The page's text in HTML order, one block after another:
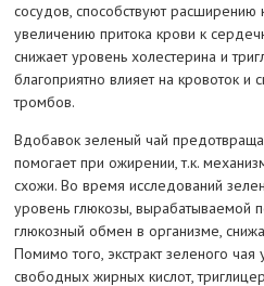
сосудов, способствуют расширению
увеличению притока крови к
снижает уровень холестерина и
благоприятно влияет на кровоток и
тромбов.
Вдобавок зеленый чай
помогает при ожирении, т.к.
схожи. Во время исследований
уровень глюкозы, вырабатываемой
глюкозный обмен в организме,
Помимо того, экстракт зеленого
свободных жирных кислот,